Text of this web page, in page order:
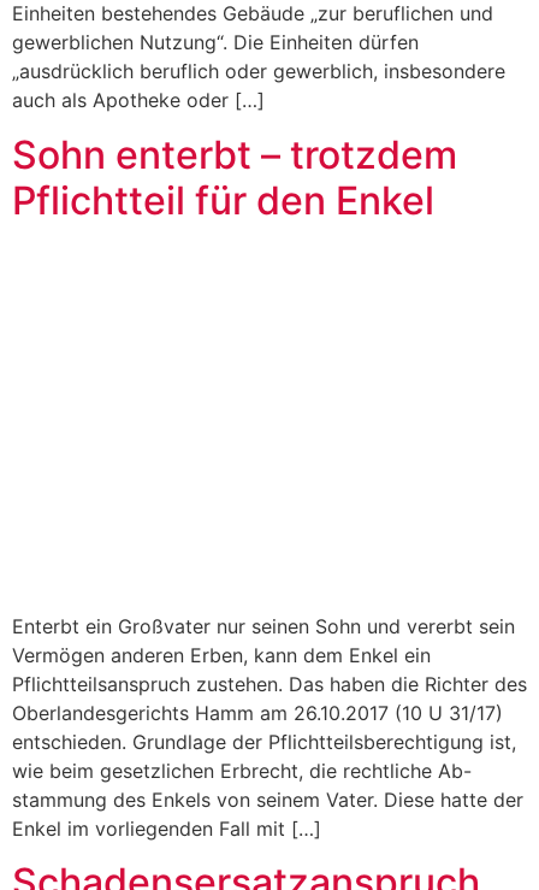
Einheiten bestehendes Gebäude „zur beruflichen und
gewerblichen Nutzung“. Die Einheiten dürfen
„ausdrücklich beruflich oder gewerblich, insbesondere
auch als Apotheke oder […]
Sohn enterbt – trotzdem
Pflichtteil für den Enkel
Enterbt ein Großvater nur seinen Sohn und vererbt sein
Vermögen anderen Erben, kann dem Enkel ein
Pflichtteilsanspruch zustehen. Das haben die Richter des
Oberlandesgerichts Hamm am 26.10.2017 (10 U 31/17)
entschieden. Grundlage der Pflichtteilsberechtigung ist,
wie beim gesetzlichen Erbrecht, die rechtliche Ab-
stammung des Enkels von seinem Vater. Diese hatte der
Enkel im vorliegenden Fall mit […]